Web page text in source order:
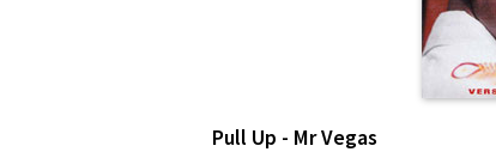
Pull Up - Mr Vegas